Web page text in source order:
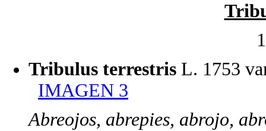
Tribulus terrestris L. 1753
IMAGEN 3
Abreojos, abrepies, abrojo,